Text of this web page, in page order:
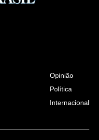
Opinião
Política
Internacional